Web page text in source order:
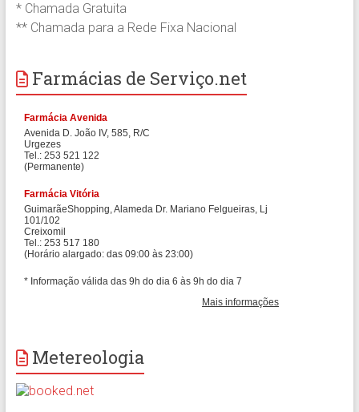
* Chamada Gratuita
** Chamada para a Rede Fixa Nacional
Farmácias de Serviço.net
Metereologia